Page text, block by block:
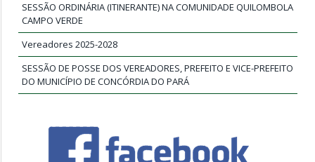
SESSÃO ORDINÁRIA (ITINERANTE) NA COMUNIDADE QUILOMBOLA
CAMPO VERDE
Vereadores 2025-2028
SESSÃO DE POSSE DOS VEREADORES, PREFEITO E VICE-PREFEITO
DO MUNICÍPIO DE CONCÓRDIA DO PARÁ